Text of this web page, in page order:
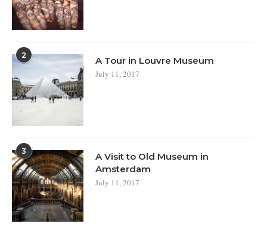
2 A Tour in Louvre Museum
July 11, 2017
3
A Visit to Old Museum in
Amsterdam
July 11, 2017